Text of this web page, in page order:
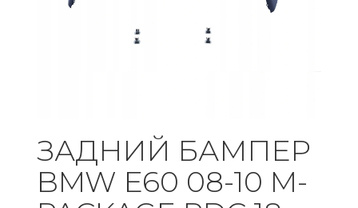
ЗАДНИЙ БАМПЕР
BMW E60 08-10 M-